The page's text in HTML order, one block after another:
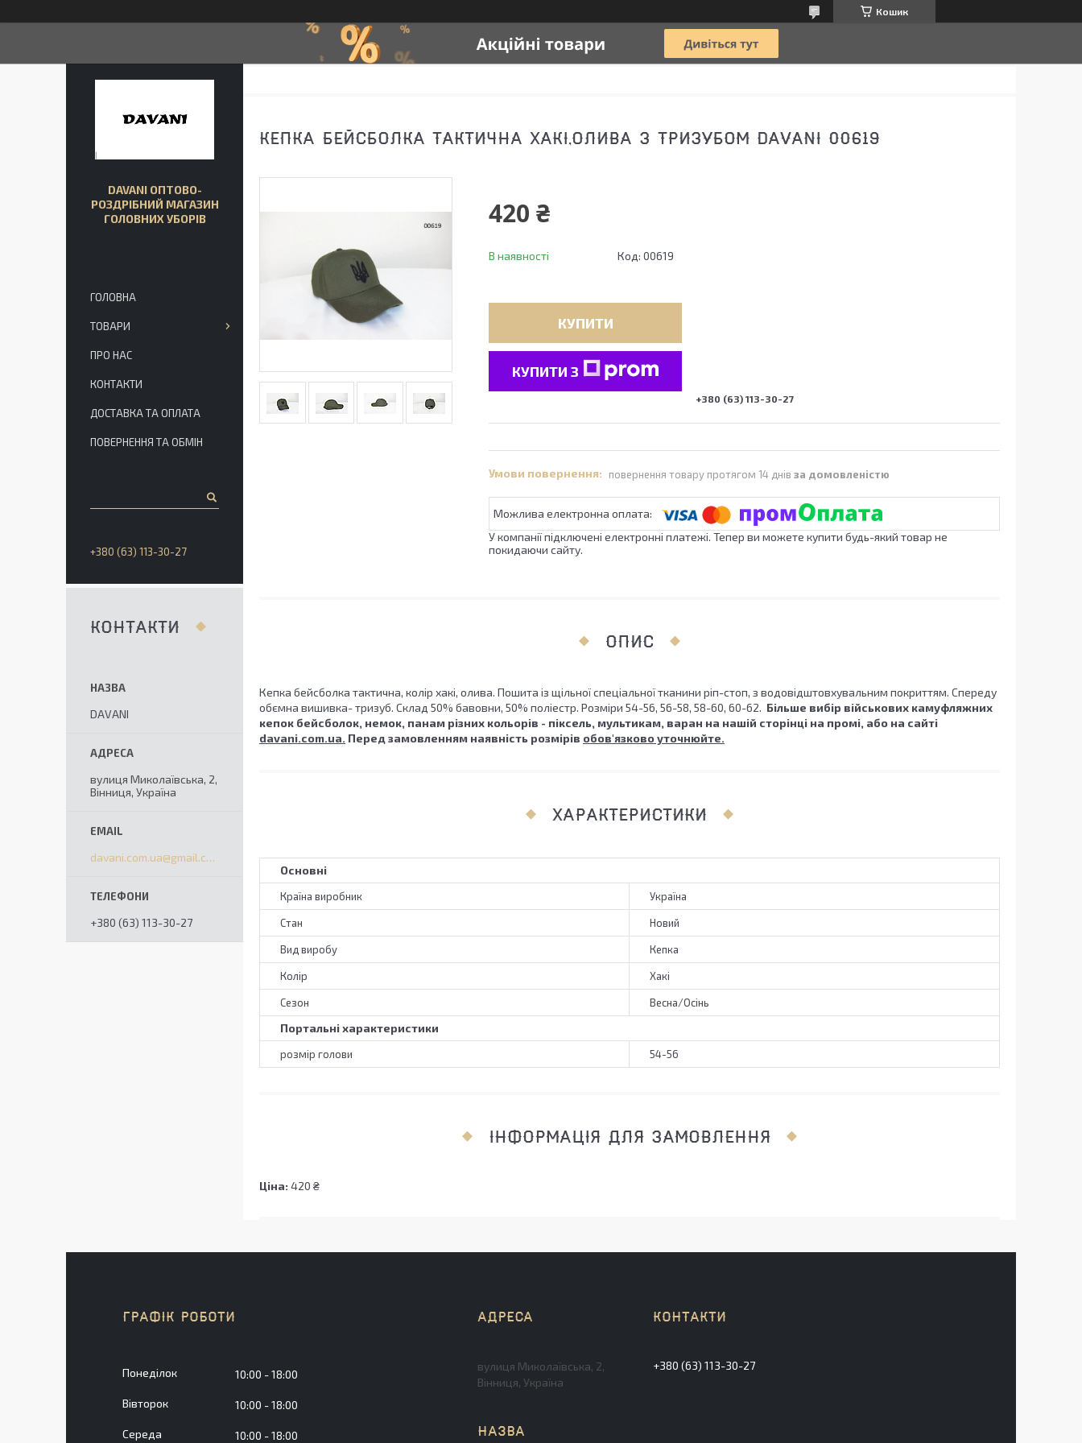
Кошик
КЕПКА БЕЙСБОЛКА ТАКТИЧНА ХАКІ,ОЛИВА З ТРИЗУБОМ DAVANI 00619
420 ₴
В наявності Код: 00619
КУПИТИ
КУПИТИ З
+380 (63) 113-30-27
повернення товару протягом 14 днів за домовленістю
У компанії підключені електронні платежі. Тепер ви можете купити будь-який товар не
покидаючи сайту.
ОПИС
Кепка бейсболка тактична, колір хакі, олива. Пошита із щільної спеціальної тканини ріп-стоп, з водовідштовхувальним покриттям. Спереду
обємна вишивка- тризуб. Склад 50% бавовни, 50% поліестр. Розміри 54-56, 56-58, 58-60, 60-62. Більше вибір військових камуфляжних
кепок бейсболок, немок, панам різних кольорів - піксель, мультикам, варан на нашій сторінці на промі, або на сайті
davani.com.ua. Перед замовленням наявність розмірів обов'язково уточнюйте.
ХАРАКТЕРИСТИКИ
Основні
Країна виробник Україна
Стан Новий
Вид виробу Кепка
Колір Хакі
Сезон Весна/Осінь
Портальні характеристики
розмір голови 54-56
ІНФОРМАЦІЯ ДЛЯ ЗАМОВЛЕННЯ
Ціна: 420 ₴
DAVANI ОПТОВО-
РОЗДРІБНИЙ МАГАЗИН
ГОЛОВНИХ УБОРІВ
ГОЛОВНА
ТОВАРИ
ПРО НАС
КОНТАКТИ
ДОСТАВКА ТА ОПЛАТА
ПОВЕРНЕННЯ ТА ОБМІН
+380 (63) 113-30-27
КОНТАКТИ
DAVANI
вулиця Миколаївська, 2,
Вінниця, Україна
davani.com.ua@gmail.com
+380 (63) 113-30-27
ГРАФІК РОБОТИ
Понеділок 10:00 18:00
Вівторок 10:00 18:00
Середа 10:00 18:00
вулиця Миколаївська, 2,
Вінниця, Україна
+380 (63) 113-30-27